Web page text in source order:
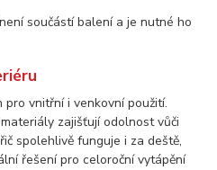
součástí balení a je nutné ho
pro vnitřní i venkovní použití.
zajišťují odolnost vůči
spolehlivě funguje i za deště,
řešení pro celoroční vytápění